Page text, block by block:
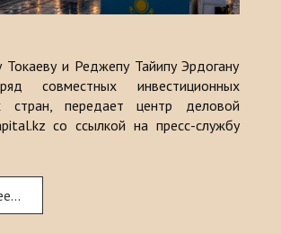
и Реджепу Тайипу Эрдогану
совместных инвестиционных
стран, передает центр деловой
со ссылкой на пресс-службу